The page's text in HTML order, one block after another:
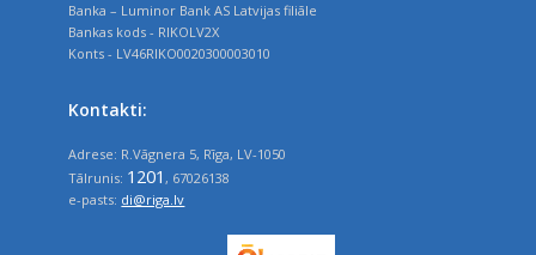
Banka – Luminor Bank AS Latvijas filiāle
Bankas kods - RIKOLV2X
Konts - LV46RIKO0020300003010
Kontakti:
Adrese: R.Vāgnera 5, Rīga, LV-1050
Tālrunis: 1201, 67026138
e-pasts: di@riga.lv